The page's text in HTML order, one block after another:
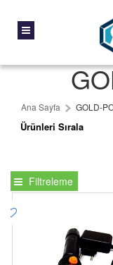
Ana Sayfa GOLD-
Filtreleme